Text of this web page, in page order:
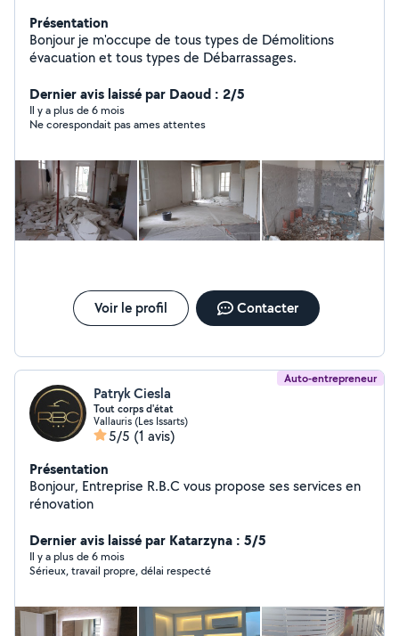
Présentation
Bonjour je m'occupe de tous types de Démolitions
évacuation et tous types de Débarrassages.
Dernier avis laissé par Daoud : 2/5
Il y a plus de 6 mois
Ne corespondait pas ames attentes
Voir le profil Contacter
Auto-entrepreneur
Patryk Ciesla
Tout corps d'état
Vallauris (Les Issarts)
5/5 (1 avis)
Présentation
Bonjour, Entreprise R.B.C vous propose ses services en
rénovation
Dernier avis laissé par Katarzyna : 5/5
Il y a plus de 6 mois
Sérieux, travail propre, délai respecté